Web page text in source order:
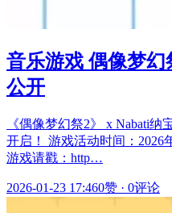
音乐游戏 偶像梦幻
公开
《偶像梦幻祭2》 x Nabati
开启！ 游戏活动时间：2026
游戏请戳：http…
2026-01-23 17:460赞 · 0评论